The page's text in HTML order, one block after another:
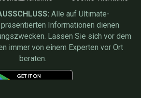
Alle auf Ultimate-
Informationen dienen
Lassen Sie sich vor dem
immer von einem Experten vor Ort
beraten.